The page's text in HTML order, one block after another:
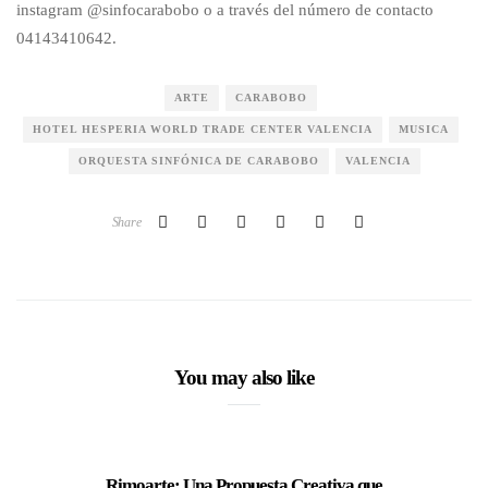
instagram @sinfocarabobo o a través del número de contacto
04143410642.
ARTE CARABOBO
HOTEL HESPERIA WORLD TRADE CENTER VALENCIA MUSICA
ORQUESTA SINFÓNICA DE CARABOBO VALENCIA
Share
You may also like